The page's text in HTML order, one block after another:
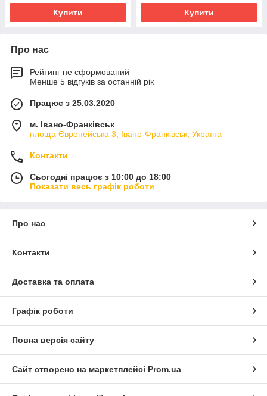
Купити Купити
Про нас
Рейтинг не сформований
Менше 5 відгуків за останній рік
Працює з 25.03.2020
м. Івано-Франківськ
площа Європейська 3, Івано-Франківськ, Україна
Контакти
Сьогодні працює з 10:00 до 18:00
Показати весь графік роботи
Про нас
Контакти
Доставка та оплата
Графік роботи
Повна версія сайту
Сайт створено на маркетплейсі Prom.ua